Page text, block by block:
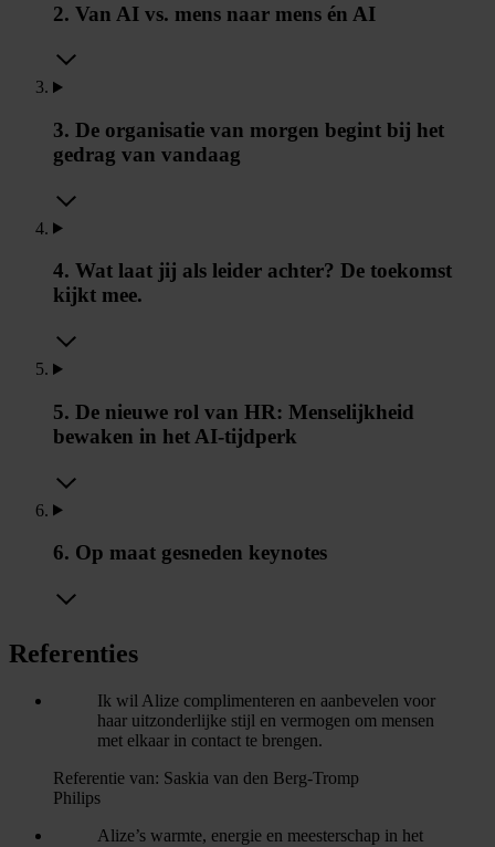
2. Van AI vs. mens naar mens én AI
3. De organisatie van morgen begint bij het
gedrag van vandaag
4. Wat laat jij als leider achter? De toekomst
kijkt mee.
5. De nieuwe rol van HR: Menselijkheid
bewaken in het AI-tijdperk
6. Op maat gesneden keynotes
Referenties
Ik wil Alize complimenteren en aanbevelen voor
haar uitzonderlijke stijl en vermogen om mensen
met elkaar in contact te brengen.
Referentie van: Saskia van den Berg-Tromp
Philips
Alize’s warmte, energie en meesterschap in het